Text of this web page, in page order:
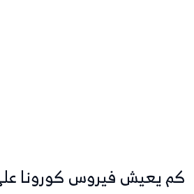
كم يعيش فيروس كورونا